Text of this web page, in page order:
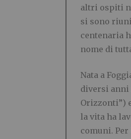
altri ospiti
si sono
centenaria
nome di
Nata a
diversi anni
Orizzonti”)
la vita ha
comuni.